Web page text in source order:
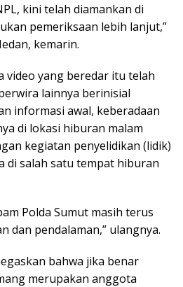
kini telah diamankan di
pemeriksaan lebih lanjut,”
kemarin.
video yang beredar itu telah
lainnya berinisial
informasi awal, keberadaan
di lokasi hiburan malam
kegiatan penyelidikan (lidik)
di salah satu tempat hiburan
Polda Sumut masih terus
dan pendalaman,” ulangnya.
bahwa jika benar
merupakan anggota